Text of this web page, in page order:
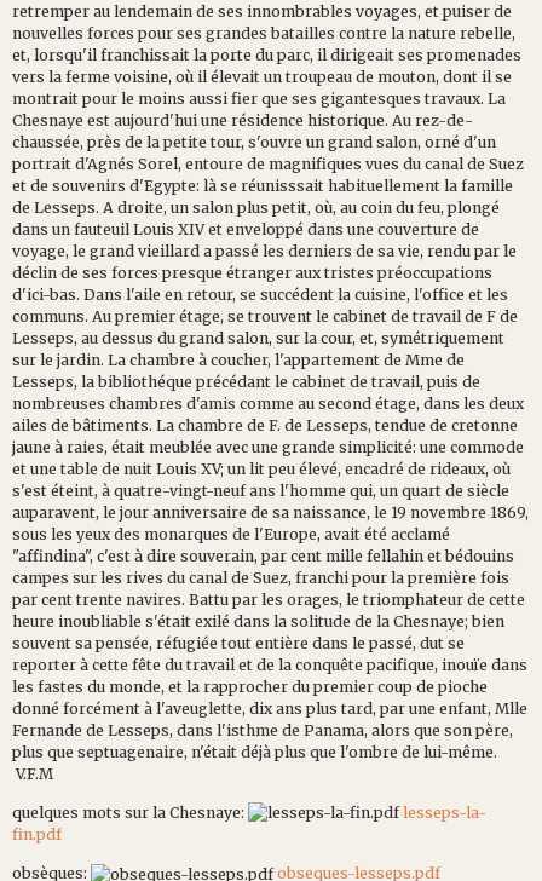
retremper au lendemain de ses innombrables voyages, et puiser de
nouvelles forces pour ses grandes batailles contre la nature rebelle,
et, lorsqu'il franchissait la porte du parc, il dirigeait ses promenades
vers la ferme voisine, où il élevait un troupeau de mouton, dont il se
montrait pour le moins aussi fier que ses gigantesques travaux. La
Chesnaye est aujourd'hui une résidence historique. Au rez-de-
chaussée, près de la petite tour, s'ouvre un grand salon, orné d'un
portrait d'Agnés Sorel, entoure de magnifiques vues du canal de Suez
et de souvenirs d'Egypte: là se réunisssait habituellement la famille
de Lesseps. A droite, un salon plus petit, où, au coin du feu, plongé
dans un fauteuil Louis XIV et enveloppé dans une couverture de
voyage, le grand vieillard a passé les derniers de sa vie, rendu par le
déclin de ses forces presque étranger aux tristes préoccupations
d'ici-bas. Dans l'aile en retour, se succédent la cuisine, l'office et les
communs. Au premier étage, se trouvent le cabinet de travail de F de
Lesseps, au dessus du grand salon, sur la cour, et, symétriquement
sur le jardin. La chambre à coucher, l'appartement de Mme de
Lesseps, la bibliothéque précédant le cabinet de travail, puis de
nombreuses chambres d'amis comme au second étage, dans les deux
ailes de bâtiments. La chambre de F. de Lesseps, tendue de cretonne
jaune à raies, était meublée avec une grande simplicité: une commode
et une table de nuit Louis XV; un lit peu élevé, encadré de rideaux, où
s'est éteint, à quatre-vingt-neuf ans l'homme qui, un quart de siècle
auparavent, le jour anniversaire de sa naissance, le 19 novembre 1869,
sous les yeux des monarques de l'Europe, avait été acclamé
"affindina", c'est à dire souverain, par cent mille fellahin et bédouins
campes sur les rives du canal de Suez, franchi pour la première fois
par cent trente navires. Battu par les orages, le triomphateur de cette
heure inoubliable s'était exilé dans la solitude de la Chesnaye; bien
souvent sa pensée, réfugiée tout entière dans le passé, dut se
reporter à cette fête du travail et de la conquête pacifique, inouïe dans
les fastes du monde, et la rapprocher du premier coup de pioche
donné forcément à l'aveuglette, dix ans plus tard, par une enfant, Mlle
Fernande de Lesseps, dans l'isthme de Panama, alors que son père,
plus que septuagenaire, n'était déjà plus que l'ombre de lui-même.
V.F.M
quelques mots sur la Chesnaye:
lesseps-la-
fin.pdf
obsèques: obseques-lesseps.pdf